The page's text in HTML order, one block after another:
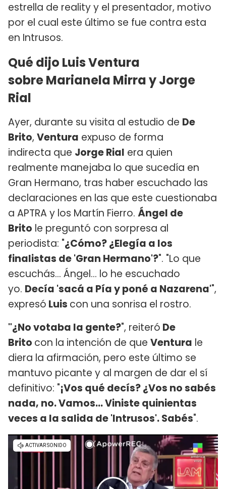
estrella de reality y el presentador, motivo
por el cual este último se fue contra esta
en Intrusos.
Qué dijo Luis Ventura
sobre Marianela Mirra y Jorge
Rial
Ayer, durante su visita al estudio de De
Brito, Ventura expuso de forma
indirecta que Jorge Rial era quien
realmente manejaba lo que sucedía en
Gran Hermano, tras haber escuchado las
declaraciones en las que este cuestionaba
a APTRA y los Martín Fierro. Ángel de
Brito le preguntó con sorpresa al
periodista: "¿Cómo? ¿Elegía a los
finalistas de 'Gran Hermano'?". "Lo que
escuchás... Ángel... lo he escuchado
yo. Decía 'sacá a Pía y poné a Nazarena'",
expresó Luis con una sonrisa el rostro.
"¿No votaba la gente?", reiteró De
Brito con la intención de que Ventura le
diera la afirmación, pero este último se
mantuvo picante y al margen de dar el sí
definitivo: "¡Vos qué decís? ¿Vos no sabés
nada, no. Vamos... Viniste quinientas
veces a la salida de 'Intrusos'. Sabés".